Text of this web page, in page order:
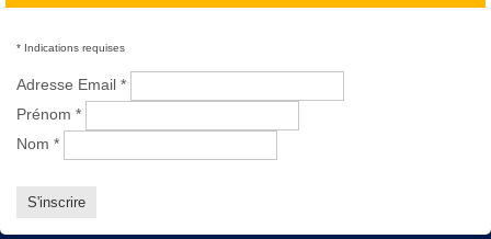
* Indications requises
Adresse Email *
Prénom *
Nom *